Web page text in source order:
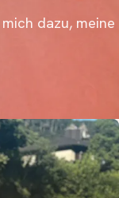
dazu, meine